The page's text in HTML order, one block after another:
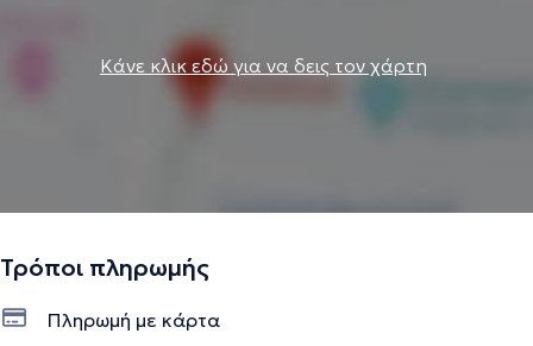
Κάνε κλικ εδώ για να δεις τον χάρτη
Τρόποι πληρωμής
Πληρωμή με κάρτα